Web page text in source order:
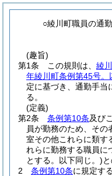
○綾川町職員の通
(趣旨)
第1条
この規則は、 綾
年綾川町条例第45号
定に基づき、通勤手当
る。
(定義)
第2条
条例第10条及び
員が勤務のため、その
室その他これらに類す
れらに勤務する職員に
とする。以下同じ。)
2
条例第10条に規定す